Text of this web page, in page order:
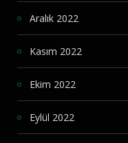
Aralık 2022
Kasım 2022
Ekim 2022
Eylül 2022